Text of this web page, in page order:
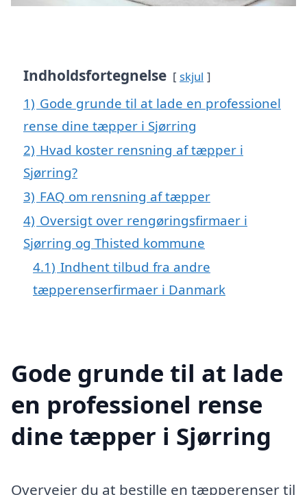
Indholdsfortegnelse skjul
1) Gode grunde til at lade en professionel
rense dine tæpper i Sjørring
2) Hvad koster rensning af tæpper i
Sjørring?
3) FAQ om rensning af tæpper
4) Oversigt over rengøringsfirmaer i
Sjørring og Thisted kommune
4.1) Indhent tilbud fra andre
tæpperenserfirmaer i Danmark
Gode grunde til at lade
en professionel rense
dine tæpper i Sjørring
Overvejer du at bestille en tæpperenser til